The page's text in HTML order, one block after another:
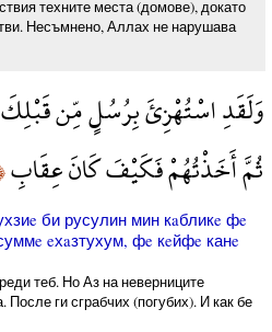
техните места (домове), докато
Несъмнено, Аллах не нарушава
وَلَقَدِ اسْتُهْزِئَ بِرُسُلٍ مِّن
ثُمَّ أَخَذْتُهُمْ فَكَيْفَ كَانَ عِقَابِ
би русулин мин кaбликe фe
eхaзтухум, фe кeйфe канe
теб. Но Аз на неверниците
ги сграбчих (погубих). И как бе